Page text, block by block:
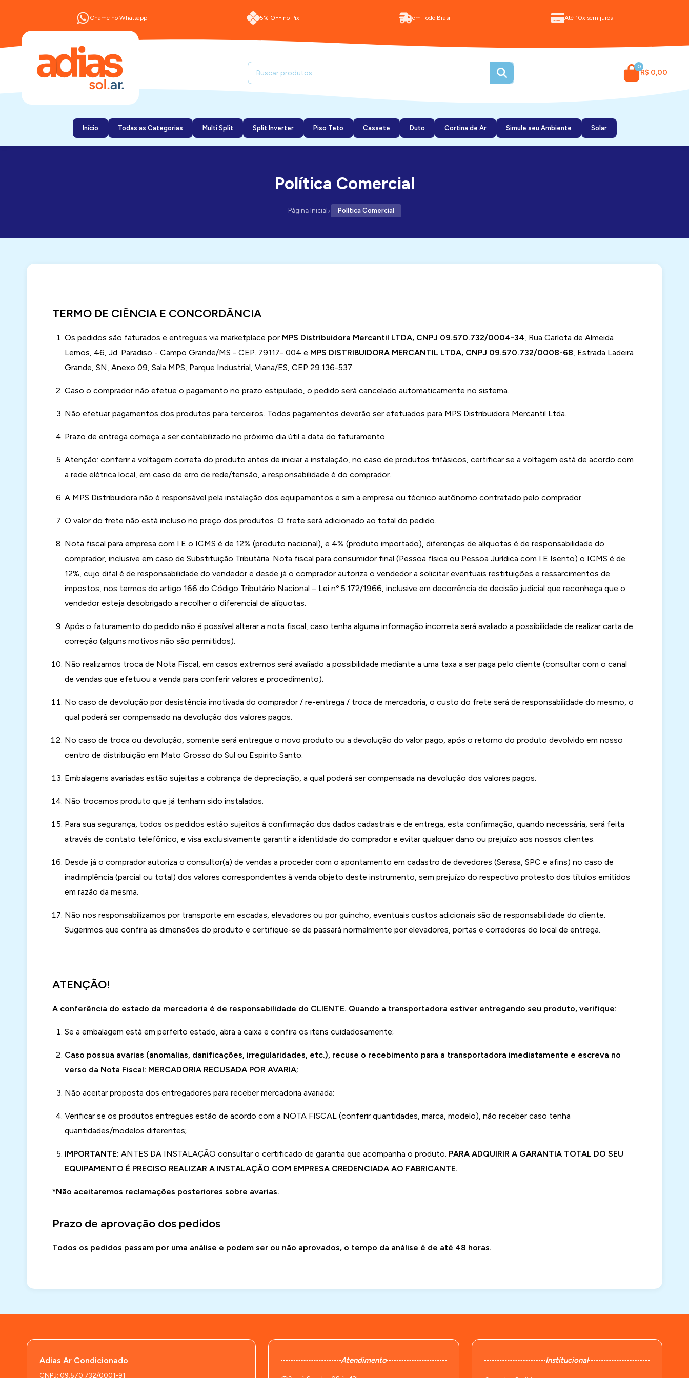
Chame no Whatsapp 5% OFF no Pix em Todo Brasil Até 10x sem juros
0
R$ 0,00
Início Todas as Categorias Multi Split Split Inverter Piso Teto Cassete Duto Cortina de Ar Simule seu Ambiente Solar
Política Comercial
Página Inicial › Política Comercial
TERMO DE CIÊNCIA E CONCORDÂNCIA
Os pedidos são faturados e entregues via marketplace por MPS Distribuidora Mercantil LTDA, CNPJ 09.570.732/0004-34, Rua Carlota de Almeida
Lemos, 46, Jd. Paradiso - Campo Grande/MS - CEP. 79117- 004 e MPS DISTRIBUIDORA MERCANTIL LTDA, CNPJ 09.570.732/0008-68, Estrada Ladeira
Grande, SN, Anexo 09, Sala MPS, Parque Industrial, Viana/ES, CEP 29.136-537
Caso o comprador não efetue o pagamento no prazo estipulado, o pedido será cancelado automaticamente no sistema.
Não efetuar pagamentos dos produtos para terceiros. Todos pagamentos deverão ser efetuados para MPS Distribuidora Mercantil Ltda.
Prazo de entrega começa a ser contabilizado no próximo dia útil a data do faturamento.
Atenção: conferir a voltagem correta do produto antes de iniciar a instalação, no caso de produtos trifásicos, certificar se a voltagem está de acordo com
a rede elétrica local, em caso de erro de rede/tensão, a responsabilidade é do comprador.
A MPS Distribuidora não é responsável pela instalação dos equipamentos e sim a empresa ou técnico autônomo contratado pelo comprador.
O valor do frete não está incluso no preço dos produtos. O frete será adicionado ao total do pedido.
Nota fiscal para empresa com I.E o ICMS é de 12% (produto nacional), e 4% (produto importado), diferenças de alíquotas é de responsabilidade do
comprador, inclusive em caso de Substituição Tributária. Nota fiscal para consumidor final (Pessoa física ou Pessoa Jurídica com I.E Isento) o ICMS é de
12%, cujo difal é de responsabilidade do vendedor e desde já o comprador autoriza o vendedor a solicitar eventuais restituições e ressarcimentos de
impostos, nos termos do artigo 166 do Código Tributário Nacional – Lei nº 5.172/1966, inclusive em decorrência de decisão judicial que reconheça que o
vendedor esteja desobrigado a recolher o diferencial de alíquotas.
Após o faturamento do pedido não é possível alterar a nota fiscal, caso tenha alguma informação incorreta será avaliado a possibilidade de realizar carta de
correção (alguns motivos não são permitidos).
Não realizamos troca de Nota Fiscal, em casos extremos será avaliado a possibilidade mediante a uma taxa a ser paga pelo cliente (consultar com o canal
de vendas que efetuou a venda para conferir valores e procedimento).
No caso de devolução por desistência imotivada do comprador / re-entrega / troca de mercadoria, o custo do frete será de responsabilidade do mesmo, o
qual poderá ser compensado na devolução dos valores pagos.
No caso de troca ou devolução, somente será entregue o novo produto ou a devolução do valor pago, após o retorno do produto devolvido em nosso
centro de distribuição em Mato Grosso do Sul ou Espirito Santo.
Embalagens avariadas estão sujeitas a cobrança de depreciação, a qual poderá ser compensada na devolução dos valores pagos.
Não trocamos produto que já tenham sido instalados.
Para sua segurança, todos os pedidos estão sujeitos à confirmação dos dados cadastrais e de entrega, esta confirmação, quando necessária, será feita
através de contato telefônico, e visa exclusivamente garantir a identidade do comprador e evitar qualquer dano ou prejuízo aos nossos clientes.
Desde já o comprador autoriza o consultor(a) de vendas a proceder com o apontamento em cadastro de devedores (Serasa, SPC e afins) no caso de
inadimplência (parcial ou total) dos valores correspondentes à venda objeto deste instrumento, sem prejuízo do respectivo protesto dos títulos emitidos
em razão da mesma.
Não nos responsabilizamos por transporte em escadas, elevadores ou por guincho, eventuais custos adicionais são de responsabilidade do cliente.
Sugerimos que confira as dimensões do produto e certifique-se de passará normalmente por elevadores, portas e corredores do local de entrega.
ATENÇÃO!
A conferência do estado da mercadoria é de responsabilidade do CLIENTE. Quando a transportadora estiver entregando seu produto, verifique:
Se a embalagem está em perfeito estado, abra a caixa e confira os itens cuidadosamente;
Caso possua avarias (anomalias, danificações, irregularidades, etc.), recuse o recebimento para a transportadora imediatamente e escreva no
verso da Nota Fiscal: MERCADORIA RECUSADA POR AVARIA;
Não aceitar proposta dos entregadores para receber mercadoria avariada;
Verificar se os produtos entregues estão de acordo com a NOTA FISCAL (conferir quantidades, marca, modelo), não receber caso tenha
quantidades/modelos diferentes;
IMPORTANTE: ANTES DA INSTALAÇÃO consultar o certificado de garantia que acompanha o produto. PARA ADQUIRIR A GARANTIA TOTAL DO SEU
EQUIPAMENTO É PRECISO REALIZAR A INSTALAÇÃO COM EMPRESA CREDENCIADA AO FABRICANTE.
*Não aceitaremos reclamações posteriores sobre avarias.
Prazo de aprovação dos pedidos
Todos os pedidos passam por uma análise e podem ser ou não aprovados, o tempo da análise é de até 48 horas.
Adias Ar Condicionado
CNPJ: 09.570.732/0001-91
Atendimento Institucional